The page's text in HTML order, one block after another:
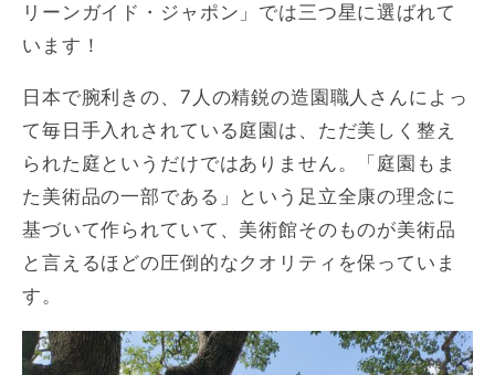
リーンガイド・ジャポン」では三つ星に選ばれて
います！
日本で腕利きの、7人の精鋭の造園職人さんによっ
て毎日手入れされている庭園は、ただ美しく整え
られた庭というだけではありません。「庭園もま
た美術品の一部である」という足立全康の理念に
基づいて作られていて、美術館そのものが美術品
と言えるほどの圧倒的なクオリティを保っていま
す。